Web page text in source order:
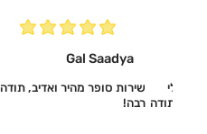
Gal Saadya
שירות סופר מהיר ואדיב, תודה
רבה!
לי
תודה